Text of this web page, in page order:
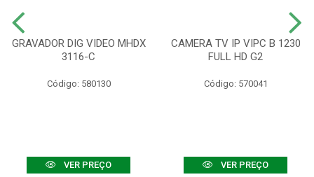
GRAVADOR DIG VIDEO MHDX
3116-C
Código: 580130
VER PREÇO
CAMERA TV IP VIPC B 1230
FULL HD G2
Código: 570041
VER PREÇO